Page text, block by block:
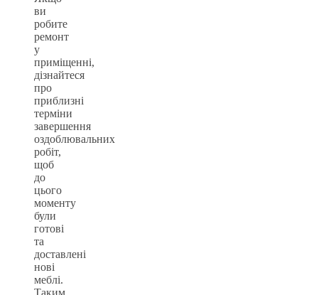
ви
робите
ремонт
у
приміщенні,
дізнайтеся
про
приблизні
терміни
завершення
оздоблювальних
робіт,
щоб
до
цього
моменту
були
готові
та
доставлені
нові
меблі.
Таким